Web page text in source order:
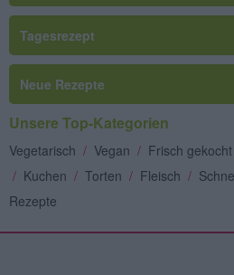
Tagesrezept
Neue Rezepte
Unsere Top-Kategorien
Vegetarisch / Vegan / Frisch gekocht
/ Kuchen / Torten / Fleisch /
Rezepte